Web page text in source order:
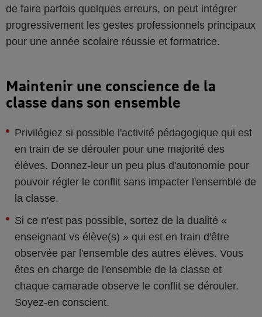
de faire parfois quelques erreurs, on peut intégrer
progressivement les gestes professionnels principaux
pour une année scolaire réussie et formatrice.
Maintenir une conscience de la
classe dans son ensemble
Privilégiez si possible l'activité pédagogique qui est
en train de se dérouler pour une majorité des
élèves. Donnez-leur un peu plus d'autonomie pour
pouvoir régler le conflit sans impacter l'ensemble de
la classe.
Si ce n'est pas possible, sortez de la dualité «
enseignant vs élève(s) » qui est en train d'être
observée par l'ensemble des autres élèves. Vous
êtes en charge de l'ensemble de la classe et
chaque camarade observe le conflit se dérouler.
Soyez-en conscient.